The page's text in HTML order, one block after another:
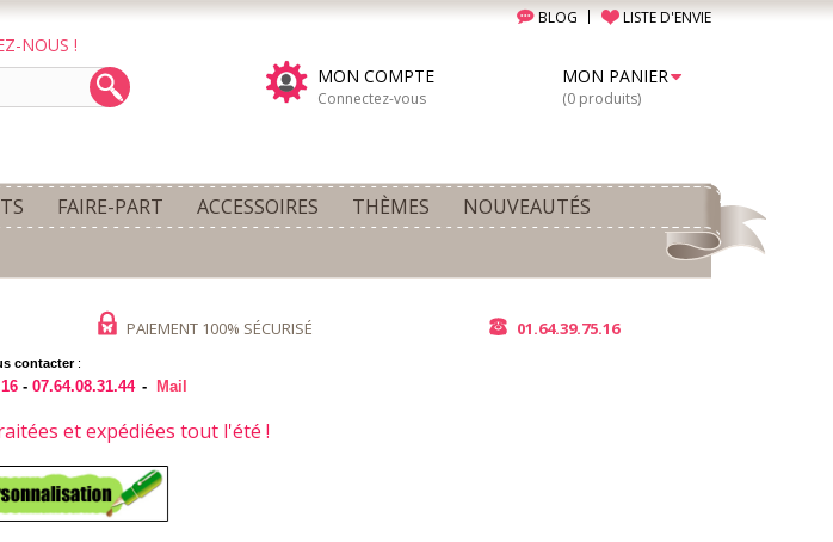
BLOG LISTE D'ENVIE
NOUS !
MON COMPTE
Connectez-vous
MON PANIER
(0 produits)
FAIRE-PART ACCESSOIRES THÈMES
NOUVEAUTÉS
PAIEMENT 100% SÉCURISÉ 01.64.39.75.16
contacter:
-07.64.08.31.44 - Mail
et expédiées tout l'été !